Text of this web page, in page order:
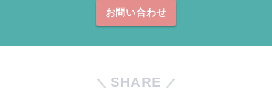
お問い合わせ
SHARE